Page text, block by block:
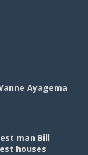
Ayagema
man Bill
houses